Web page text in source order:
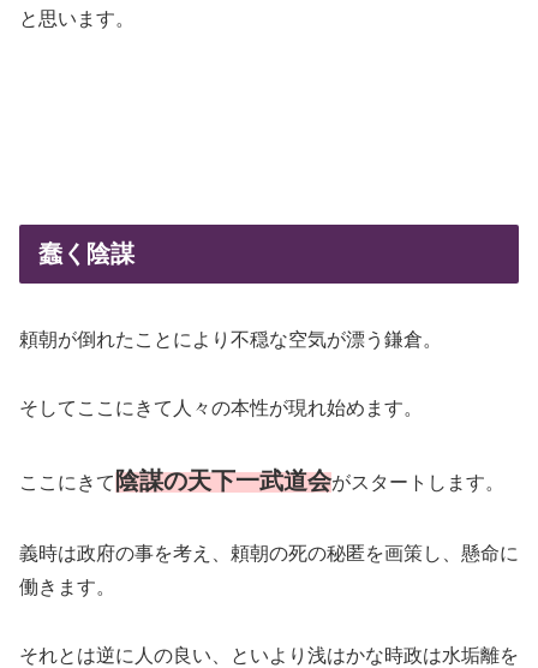
と思います。
蠢く陰謀
頼朝が倒れたことにより不穏な空気が漂う鎌倉。
そしてここにきて人々の本性が現れ始めます。
ここにきて陰謀の天下一武道会がスタートします。
義時は政府の事を考え、頼朝の死の秘匿を画策し、懸命に
働きます。
それとは逆に人の良い、といより浅はかな時政は水垢離を